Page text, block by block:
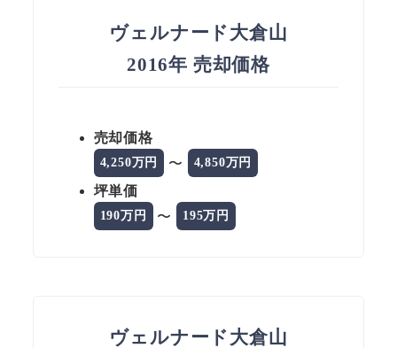
ヴェルナード大倉山
2016年 売却価格
売却価格
4,250万円 〜 4,850万円
坪単価
190万円 〜 195万円
ヴェルナード大倉山